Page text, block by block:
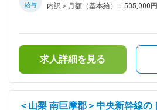
いくことが不可欠です。特に、中
構造物など、様々な幅広い案件を
て施工管理を行っていただきます
案件については以下の通り記載いたします。
について（一例）： ・鉄道工事
工事 ・シールド工事 ・高速道路
給与
内訳＞月額（基本給）：505,000
／35歳：967万／40歳：1070万
を選択の場合はモデル年収から
あくまでも目安の金額であり、
求人詳細を見る
＜山梨 南巨摩郡＞中央新幹線